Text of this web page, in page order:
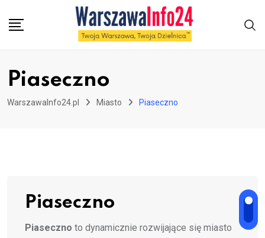
Piaseczno
WarszawaInfo24.pl Miasto Piaseczno
Piaseczno
Piaseczno to dynamicznie rozwijające się miasto